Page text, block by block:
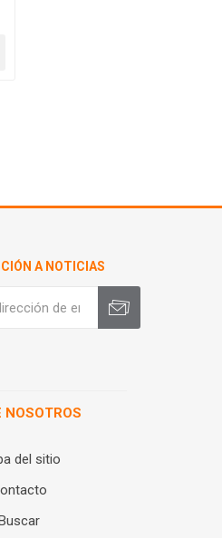
A NOTICIAS
NOSOTROS
del sitio
Buscar